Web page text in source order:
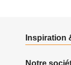
Inspiration
Notre